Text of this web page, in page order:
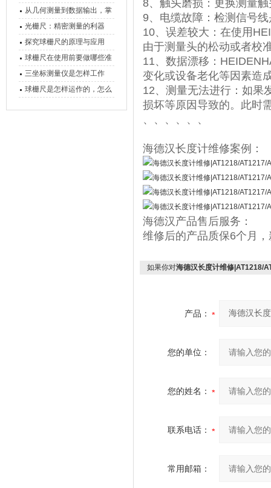
原理、分类与核心功能一次
讲清
从几何测量到数据输出，掌
握万濠影像测量仪的六大核
心能力
光栅尺：精密测量的利器
探究球栅尺的原理与应用
球栅尺在使用前要做哪些准
备工作？
三坐标测量仪是怎样工作
的，功能有什么优势？
球栅尺是怎样运作的，怎么
8、触头磨损：更换测量
9、电缆故障：检测信号
10、误差较大：在使用
由于测量头的松动或者校
11、数据漂移：
变化或设备老化等因素造
12、测量无法进行：如果
损坏等原因导致的。此时
、、、、、、
海德汉长度计维修案例：
海德汉产品售后服务：
维修后的产品质保6个月
如果你对海德汉长度计维修|AT1218/
产品：
您的单位：
您的姓名：
联系电话：
常用邮箱：